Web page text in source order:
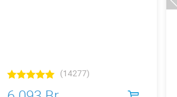
(14277)